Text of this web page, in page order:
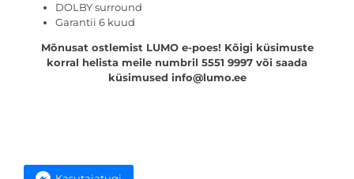
DOLBY surround
Garantii 6 kuud
Mõnusat ostlemist LUMO e-poes! Kõigi küsimuste
korral helista meile numbril 5551 9997 või saada
küsimused info@lumo.ee